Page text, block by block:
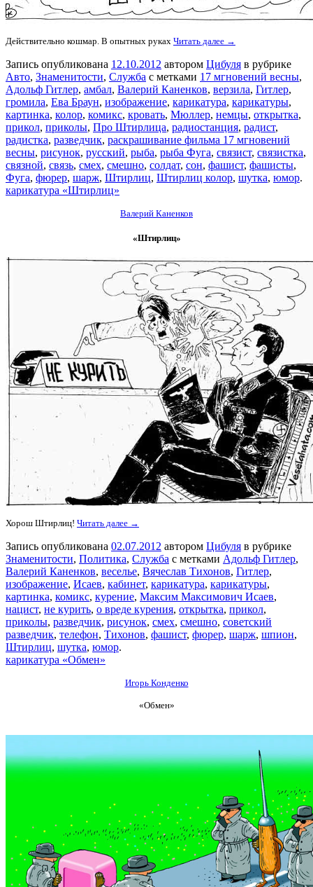
Действительно кошмар. В опытных руках Читать далее →
Запись опубликована 12.10.2012 автором Цибуля в рубрике
Авто, Знаменитости, Служба с метками 17 мгновений весны,
Адольф Гитлер, амбал, Валерий Каненков, верзила, Гитлер,
громила, Ева Браун, изображение, карикатура, карикатуры,
картинка, колор, комикс, кровать, Мюллер, немцы, открытка,
прикол, приколы, Про Штирлица, радиостанция, радист,
радистка, разведчик, раскрашивание фильма 17 мгновений
весны, рисунок, русский, рыба, рыба Фуга, связист, связистка,
связной, связь, смех, смешно, солдат, сон, фашист, фашисты,
Фуга, фюрер, шарж, Штирлиц, Штирлиц колор, шутка, юмор.
карикатура «Штирлиц»
Валерий Каненков
«Штирлиц»
Хорош Штирлиц! Читать далее →
Запись опубликована 02.07.2012 автором Цибуля в рубрике
Знаменитости, Политика, Служба с метками Адольф Гитлер,
Валерий Каненков, веселье, Вячеслав Тихонов, Гитлер,
изображение, Исаев, кабинет, карикатура, карикатуры,
картинка, комикс, курение, Максим Максимович Исаев,
нацист, не курить, о вреде курения, открытка, прикол,
приколы, разведчик, рисунок, смех, смешно, советский
разведчик, телефон, Тихонов, фашист, фюрер, шарж, шпион,
Штирлиц, шутка, юмор.
карикатура «Обмен»
Игорь Конденко
«Обмен»